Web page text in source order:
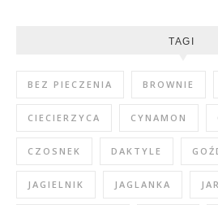
TAGI
BEZ PIECZENIA BROWNIE
CIECIERZYCA CYNAMON
CZOSNEK DAKTYLE
JAGIELNIK JAGLANKA